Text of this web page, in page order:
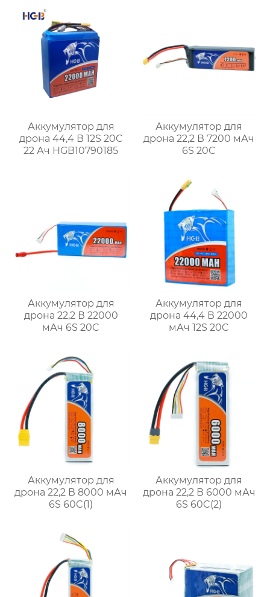
Аккумулятор для
дрона 44,4 В 12S 20C
22 Ач HGB10790185
Аккумулятор для
дрона 22,2 В 7200 мАч
6S 20C
Аккумулятор для
дрона 22,2 В 22000
мАч 6S 20C
Аккумулятор для
дрона 44,4 В 22000
мАч 12S 20C
Аккумулятор для
дрона 22,2 В 8000 мАч
6S 60C(1)
Аккумулятор для
дрона 22,2 В 6000 мАч
6S 60C(2)